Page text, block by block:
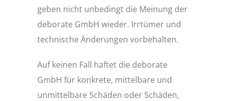
geben nicht unbedingt die Meinung der
deborate GmbH wieder. Irrtümer und
technische Änderungen vorbehalten.
Auf keinen Fall haftet die deborate
GmbH für konkrete, mittelbare und
unmittelbare Schäden oder Schäden,